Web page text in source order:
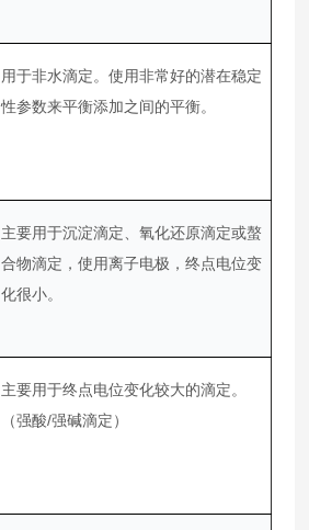
用于非水滴定。使用非常好的潜在稳定
性参数来平衡添加之间的平衡。
主要用于沉淀滴定、氧化还原滴定或螯
合物滴定，使用离子电极，终点电位变
化很小。
主要用于终点电位变化较大的滴定。
（强酸/强碱滴定）